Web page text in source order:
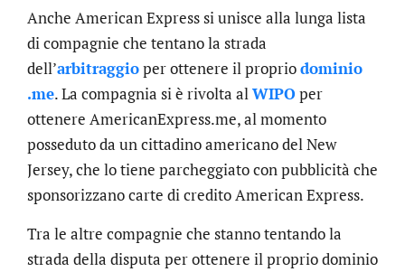
Anche American Express si unisce alla lunga lista
di compagnie che tentano la strada
dell’arbitraggioper ottenere il propriodominio
.me. La compagnia si è rivolta alWIPOper
ottenere AmericanExpress.me, al momento
posseduto da un cittadino americano del New
Jersey, che lo tiene parcheggiato con pubblicità che
sponsorizzano carte di credito American Express.
Tra le altre compagnie che stanno tentando la
strada della disputa per ottenere il proprio dominio